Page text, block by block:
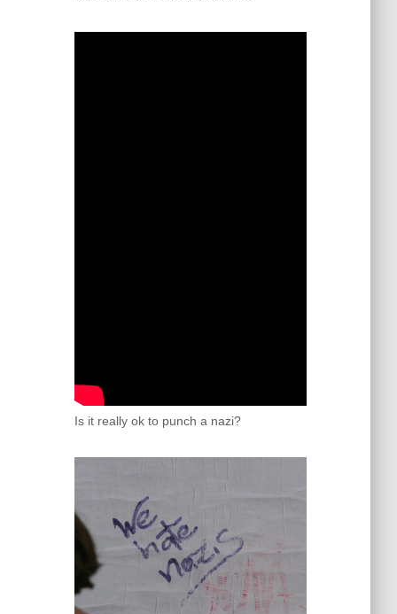
Is it really ok to punch a nazi?